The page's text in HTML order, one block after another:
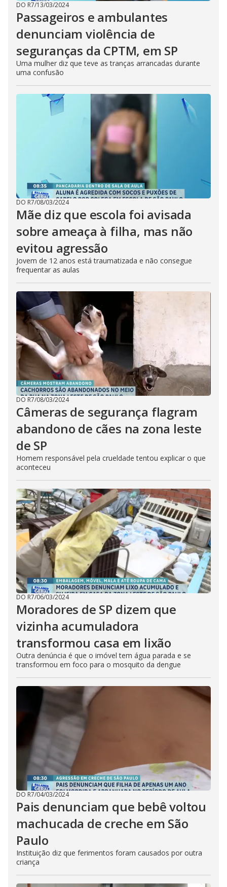
DO R7/13/03/2024
Passageiros e ambulantes
denunciam violência de
seguranças da CPTM, em SP
Uma mulher diz que teve as tranças arrancadas durante
uma confusão
DO R7/08/03/2024
Mãe diz que escola foi avisada
sobre ameaça à filha, mas não
evitou agressão
Jovem de 12 anos está traumatizada e não consegue
frequentar as aulas
DO R7/08/03/2024
Câmeras de segurança flagram
abandono de cães na zona leste
de SP
Homem responsável pela crueldade tentou explicar o que
aconteceu
DO R7/06/03/2024
Moradores de SP dizem que
vizinha acumuladora
transformou casa em lixão
Outra denúncia é que o imóvel tem água parada e se
transformou em foco para o mosquito da dengue
DO R7/04/03/2024
Pais denunciam que bebê voltou
machucada de creche em São
Paulo
Instituição diz que ferimentos foram causados por outra
criança